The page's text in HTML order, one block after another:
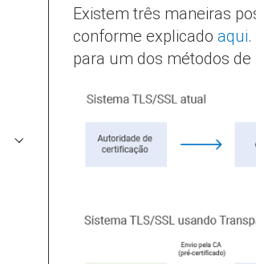
Existem três maneiras
conforme explicadoaqui
para um dos métodos de